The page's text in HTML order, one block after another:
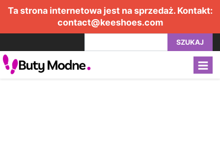
Ta strona internetowa jest na sprzedaż. Kontakt:
contact@keeshoes.com
SZUKAJ